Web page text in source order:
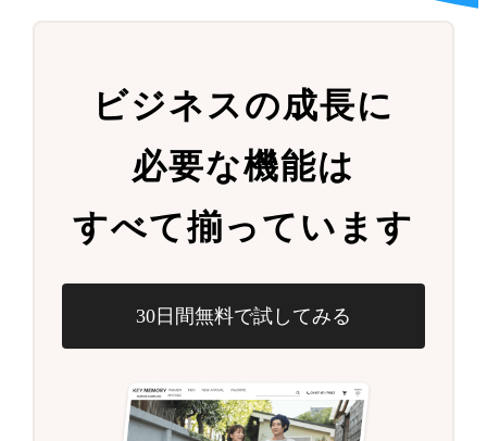
ビジネスの成長に
必要な機能は
すべて揃っています
30日間無料で試してみる